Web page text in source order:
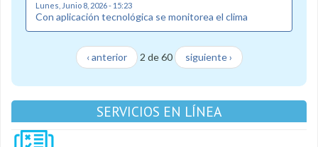
Lunes, Junio 8, 2026 - 15:23
Con aplicación tecnológica se monitorea el clima
‹ anterior 2 de 60 siguiente ›
SERVICIOS EN LÍNEA